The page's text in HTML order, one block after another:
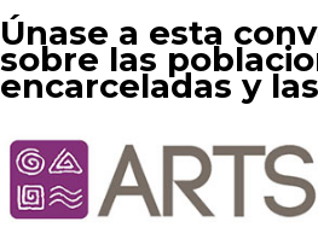
Únase a esta
sobre las
encarceladas y